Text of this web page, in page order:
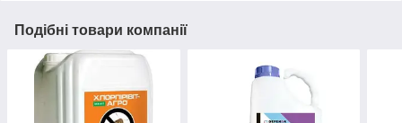
Подібні товари компанії